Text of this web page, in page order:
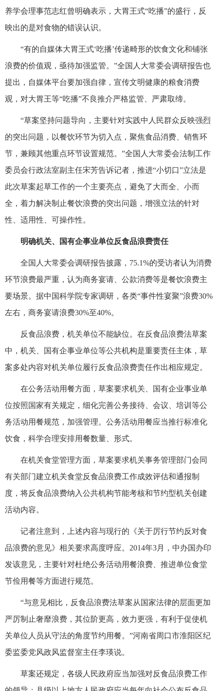
养学会理事范志红曾明确表示，大胃王式“吃播”的盛行，反
映出的是对食物的错误认识。
“有的自媒体大胃王式‘吃播’传递畸形的饮食文化和铺张
浪费的价值观，亟待加强监管。”全国人大常委会调研报告也
提出，自媒体平台要加强自律，宣传文明健康的粮食消费
观，对大胃王等“吃播”不良推介严格监管、严肃取缔。
“草案坚持问题导向，主要针对实践中人民群众反映强烈
的突出问题，以餐饮环节为切入点，聚焦食品消费、销售环
节，兼顾其他重点环节设置规范。”全国人大常委会法制工作
委员会行政法室副主任宋芳告诉记者，推进“小切口”立法是
此次草案起草工作的一个主要亮点，避免了大而全、小而
全，着力解决制止餐饮浪费的突出问题，增强立法的针对
性、适用性、可操作性。
明确机关、国有企事业单位反食品浪费责任
全国人大常委会调研报告披露，75.1%的受访者认为消费
环节浪费最严重，认为商务宴请、公款消费等是餐饮浪费主
要场景。据中国科学院专家调研，各类“事件性宴聚”浪费30%
左右，商务宴请浪费30%至40%。
反食品浪费，机关单位不能缺位。在反食品浪费法草案
中，机关、国有企事业单位等公共机构是重要责任主体，草
案多处内容对机关单位履行反食品浪费责任作出相应规定。
在公务活动用餐方面，草案要求机关、国有企业事业单
位按照国家有关规定，细化完善公务接待、会议、培训等公
务活动用餐规范，加强管理。公务活动用餐应当推行标准化
饮食，科学合理安排用餐数量、形式。
在机关食堂管理方面，草案要求机关事务管理部门会同
有关部门建立机关食堂反食品浪费工作成效评估和通报制
度，将反食品浪费纳入公共机构节能考核和节约型机关创建
活动内容。
记者注意到，上述内容与现行的《关于厉行节约反对食
品浪费的意见》相关要求高度呼应。2014年3月，中办国办印
发该意见，主要针对杜绝公务活动用餐浪费、推进单位食堂
节俭用餐等方面进行规范。
“与意见相比，反食品浪费法草案从国家法律的层面更加
严厉制止奢靡浪费，其位阶更高，效力更强，有利于促使机
关单位人员从守法的角度节约用餐。”河南省周口市淮阳区纪
委监委党风政风监督室主任李瑛说。
草案还规定，各级人民政府应当加强对反食品浪费工作